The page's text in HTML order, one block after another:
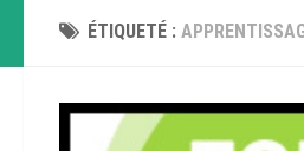
ÉTIQUETÉ :